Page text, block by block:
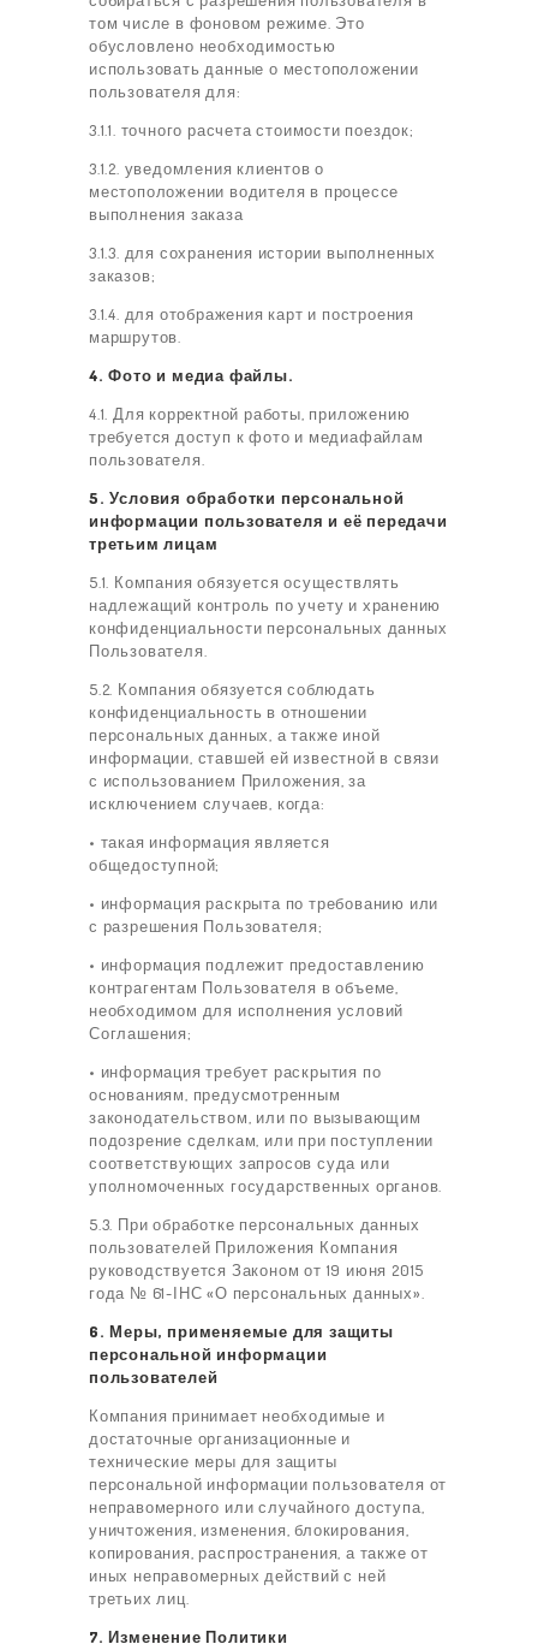
ТАРИФЫ
ОТЗЫВЫ
том числе в фоновом режиме. Это
обусловлено необходимостью
использовать данные о местоположении
пользователя для:
3.1.1. точного расчета стоимости поездок;
3.1.2. уведомления клиентов о
местоположении водителя в процессе
выполнения заказа
3.1.3. для сохранения истории выполненных
заказов;
3.1.4. для отображения карт и построения
маршрутов.
4. Фото и медиа файлы.
4.1. Для корректной работы, приложению
требуется доступ к фото и медиафайлам
пользователя.
5. Условия обработки персональной
информации пользователя и её передачи
третьим лицам
5.1. Компания обязуется осуществлять
надлежащий контроль по учету и хранению
конфиденциальности персональных данных
Пользователя.
5.2. Компания обязуется соблюдать
конфиденциальность в отношении
персональных данных, а также иной
информации, ставшей ей известной в связи
с использованием Приложения, за
исключением случаев, когда:
• такая информация является
общедоступной;
• информация раскрыта по требованию или
с разрешения Пользователя;
• информация подлежит предоставлению
контрагентам Пользователя в объеме,
необходимом для исполнения условий
Соглашения;
• информация требует раскрытия по
основаниям, предусмотренным
законодательством, или по вызывающим
подозрение сделкам, или при поступлении
соответствующих запросов суда или
уполномоченных государственных органов.
5.3. При обработке персональных данных
пользователей Приложения Компания
руководствуется Законом от 19 июня 2015
года № 61-ІНС «О персональных данных».
6. Меры, применяемые для защиты
персональной информации
пользователей
Компания принимает необходимые и
достаточные организационные и
технические меры для защиты
персональной информации пользователя от
неправомерного или случайного доступа,
уничтожения, изменения, блокирования,
копирования, распространения, а также от
иных неправомерных действий с ней
третьих лиц.
7. Изменение Политики